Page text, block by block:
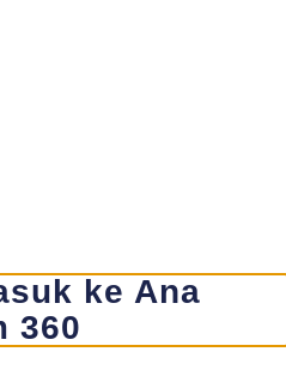
ke Ana
360